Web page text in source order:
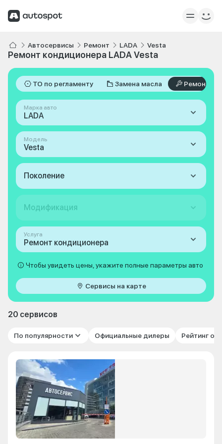
Автосервисы Ремонт LADA Vesta
Ремонт кондиционера LADA Vesta
ТО по регламенту Замена масла Ремонт
Марка авто
LADA
Модель
Vesta
Поколение
Модификация
Услуга
Ремонт кондиционера
Чтобы увидеть цены, укажите полные параметры авто
Сервисы на карте
20 сервисов
По популярности Официальные дилеры Рейтинг